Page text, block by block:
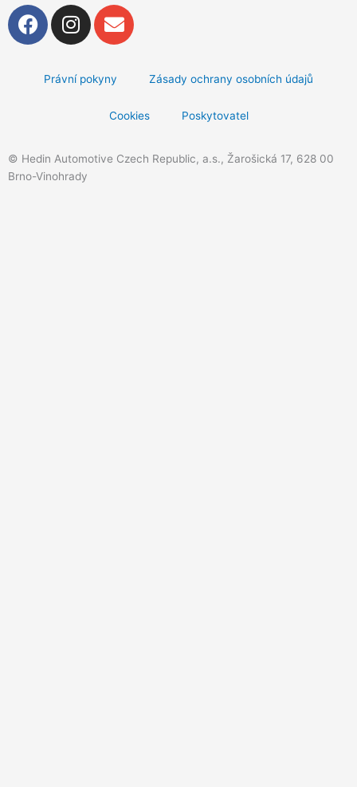
F
a
k
I
n
t
a
a
m
E
n
e
l
o
e
Právní pokyny Zásady ochrany osobních údajů
Cookies Poskytovatel
© Hedin Automotive Czech Republic, a.s., Žarošická 17, 628 00
Brno-Vinohrady